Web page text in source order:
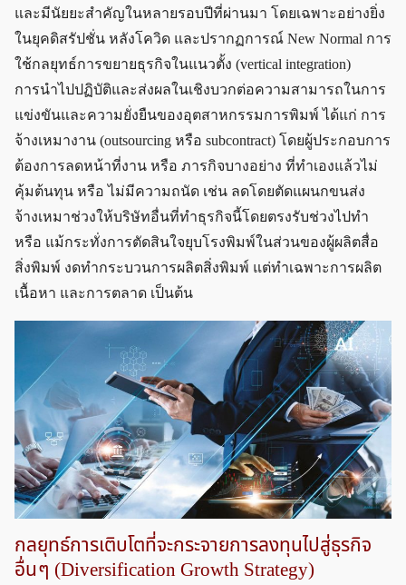
และมีนัยยะสำคัญในหลายรอบปีที่ผ่านมา โดยเฉพาะอย่างยิ่ง
ในยุคดิสรัปชั่น หลังโควิด และปรากฏการณ์ New Normal การ
ใช้กลยุทธ์การขยายธุรกิจในแนวตั้ง (vertical integration)
การนำไปปฏิบัติและส่งผลในเชิงบวกต่อความสามารถในการ
แข่งขันและความยั่งยืนของอุตสาหกรรมการพิมพ์ ได้แก่ การ
จ้างเหมางาน (outsourcing หรือ subcontract) โดยผู้ประกอบการ
ต้องการลดหน้าที่งาน หรือ ภารกิจบางอย่าง ที่ทำเองแล้วไม่
คุ้มต้นทุน หรือ ไม่มีความถนัด เช่น ลดโดยตัดแผนกขนส่ง
จ้างเหมาช่วงให้บริษัทอื่นที่ทำธุรกิจนี้โดยตรงรับช่วงไปทำ
หรือ แม้กระทั่งการตัดสินใจยุบโรงพิมพ์ในส่วนของผู้ผลิตสื่อ
สิ่งพิมพ์ งดทำกระบวนการผลิตสิ่งพิมพ์ แต่ทำเฉพาะการผลิต
เนื้อหา และการตลาด เป็นต้น
กลยุทธ์การเติบโตที่จะกระจายการลงทุนไปสู่ธุรกิจ
อื่น ๆ (Diversification Growth Strategy)